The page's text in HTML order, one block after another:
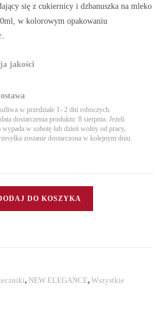
się z cukiernicy i dzbanuszka na mleko
w kolorowym opakowaniu
jakości
w przedziale 1- 2 dni roboczych.
dostarczenia produktu: 8 sierpnia. Jeżeli
wypada w sobotę lub dzień wolny od pracy,
zostanie dostarczona w kolejnym dniu.
DO KOSZYKA
, NEW ELEGANCE,Wszystkie